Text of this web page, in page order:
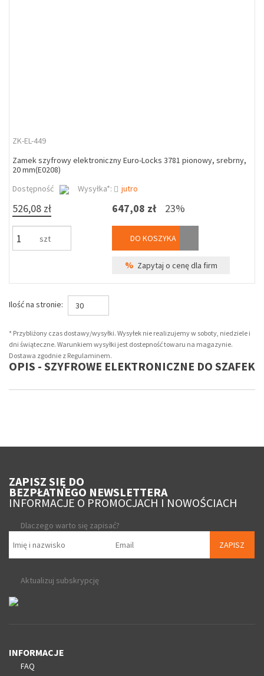
ZK-EL-449
Zamek szyfrowy elektroniczny Euro-Locks 3781 pionowy, srebrny,
20 mm(E0208)
Dostępność
Wysyłka*: jutro
526,08 zł
szt
647,08 zł 23%
DO KOSZYKA
% Zapytaj o cenę dla firm
Ilość na stronie: 30
* Przybliżony czas dostawy/wysyłki. Wysyłek nie realizujemy w soboty, niedziele i
dni świąteczne. Warunkiem wysyłki jest dostepność towaru na magazynie.
Dostawa zgodnie z Regulaminem.
OPIS - SZYFROWE ELEKTRONICZNE DO SZAFEK
ZAPISZ SIĘ DO
BEZPŁATNEGO NEWSLETTERA
INFORMACJE O PROMOCJACH I NOWOŚCIACH
Dlaczego warto się zapisać?
ZAPISZ
Aktualizuj subskrypcję
INFORMACJE
FAQ